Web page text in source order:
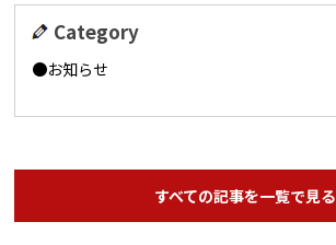
Category
お知らせ
すべての記事を一覧で見る